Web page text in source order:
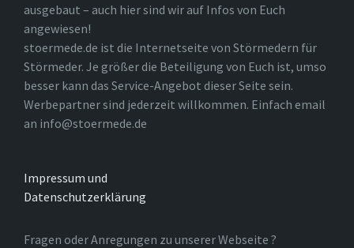
ausgebaut – auch hier sind wir auf Infos von Euch
angewiesen!
stoermede.de ist die Internetseite von Störmedern für
Störmeder. Je größer die Beteiligung von Euch ist, umso
besser kann das Service-Angebot dieser Seite sein.
Werbepartner sind jederzeit willkommen. Einfach email
an info@stoermede.de
Impressum und
Datenschutzerklärung
Fragen oder Anregungen zu unserer Webseite ?